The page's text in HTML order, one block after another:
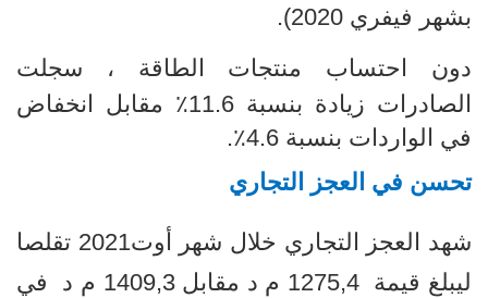
بشهر فيفري 2020)
.
دون احتساب منتجات الطاقة ، سجلت
الصادرات زيادة بنسبة 11.6٪ مقابل انخفاض
في الواردات بنسبة 4.6٪.
تحسن في العجز التجاري
شهد العجز التجاري خلال شهر أوت2021 تقلصا
ليبلغ قيمة 1275,4
م د مقابل 1409,3 م د في